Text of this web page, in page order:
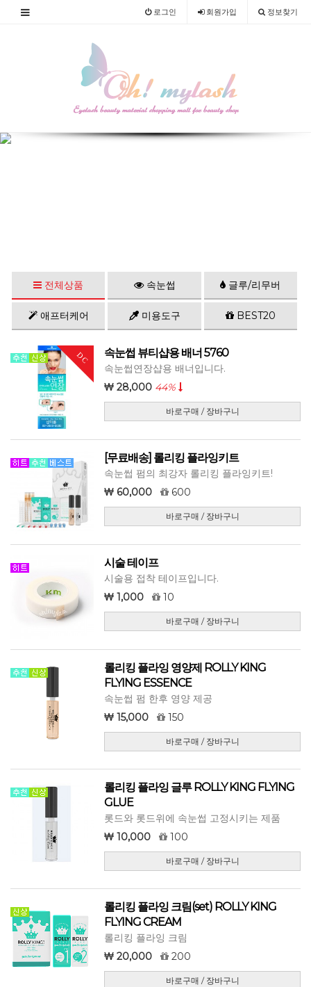
로그인 회원가입 정보찾기
전체상품 속눈썹 글루/리무버
애프터케어 미용도구 BEST20
DC 속눈썹 뷰티샵용 배너 5760
속눈썹연장샵용 배너입니다.
28,000 44%
바로구매 / 장바구니
[무료배송] 롤리킹 플라잉키트
속눈썹 펌의 최강자 롤리킹 플라잉키트!
60,000
600
바로구매 / 장바구니
시술 테이프
시술용 접착 테이프입니다.
1,000
10
바로구매 / 장바구니
롤리킹 플라잉 영양제 ROLLY KING
FLYING ESSENCE
속눈썹 펌 한후 영양 제공
15,000
150
바로구매 / 장바구니
롤리킹 플라잉 글루 ROLLY KING FLYING
GLUE
롯드와 롯드위에 속눈썹 고정시키는 제품
10,000
100
바로구매 / 장바구니
롤리킹 플라잉 크림(set) ROLLY KING
FLYING CREAM
롤리킹 플라잉 크림
20,000
200
바로구매 / 장바구니